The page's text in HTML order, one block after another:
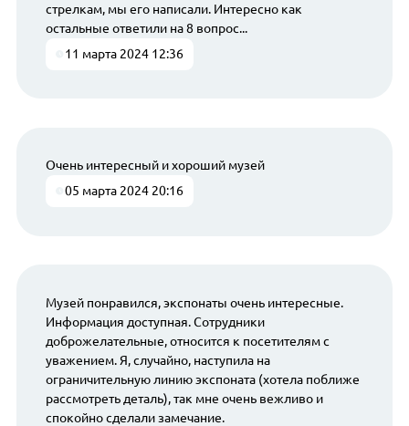
стрелкам, мы его написали. Интересно как
остальные ответили на 8 вопрос...
11 марта 2024 12:36
Очень интересный и хороший музей
05 марта 2024 20:16
Музей понравился, экспонаты очень интересные.
Информация доступная. Сотрудники
доброжелательные, относится к посетителям с
уважением. Я, случайно, наступила на
ограничительную линию экспоната (хотела поближе
рассмотреть деталь), так мне очень вежливо и
спокойно сделали замечание.